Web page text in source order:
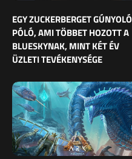
EGY ZUCKERBERGET GÚNYOLÓ
PÓLÓ, AMI TÖBBET HOZOTT A
BLUESKYNAK, MINT KÉT ÉV
ÜZLETI TEVÉKENYSÉGE